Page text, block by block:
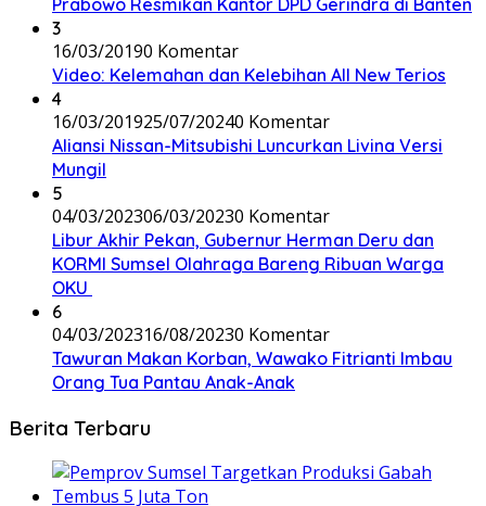
Prabowo Resmikan Kantor DPD Gerindra di Banten
3
16/03/20190 Komentar
Video: Kelemahan dan Kelebihan All New Terios
4
16/03/201925/07/20240 Komentar
Aliansi Nissan-Mitsubishi Luncurkan Livina Versi
Mungil
5
04/03/202306/03/20230 Komentar
Libur Akhir Pekan, Gubernur Herman Deru dan
KORMI Sumsel Olahraga Bareng Ribuan Warga
OKU
6
04/03/202316/08/20230 Komentar
Tawuran Makan Korban, Wawako Fitrianti Imbau
Orang Tua Pantau Anak-Anak
Berita Terbaru